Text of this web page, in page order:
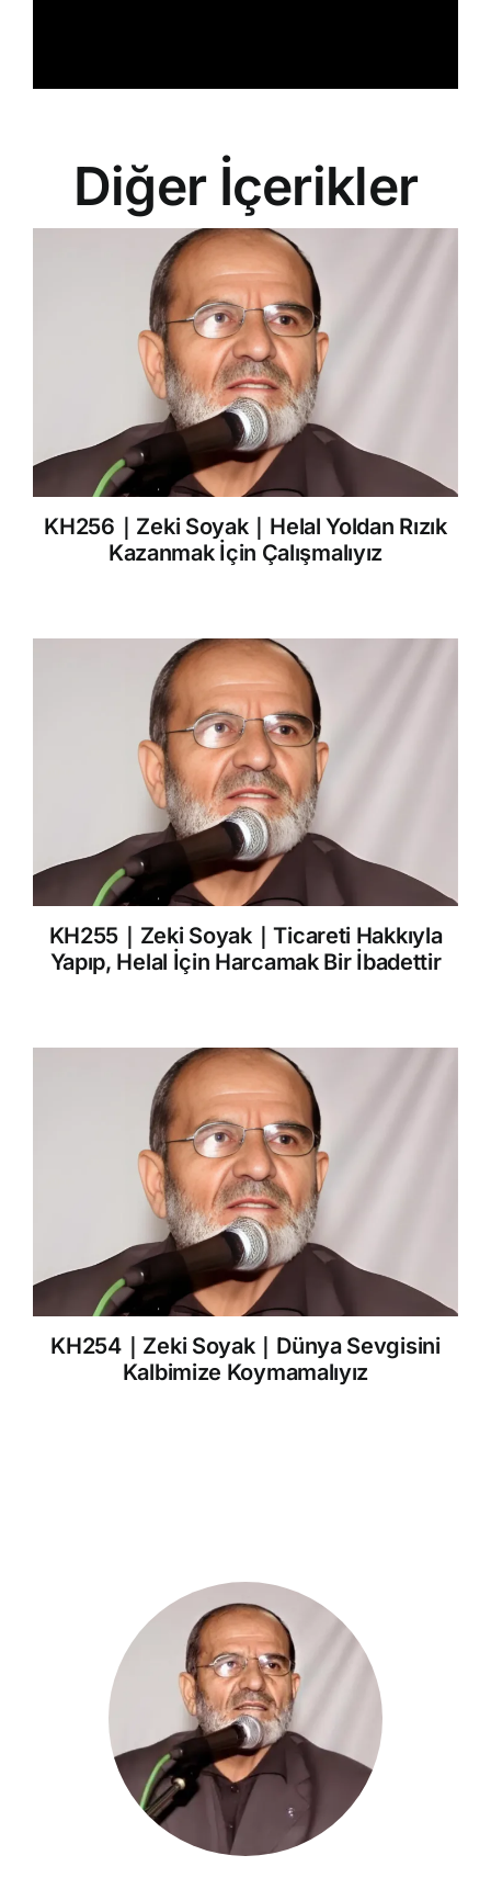
Diğer İçerikler
KH256｜Zeki Soyak｜Helal Yoldan Rızık
Kazanmak İçin Çalışmalıyız
KH255｜Zeki Soyak｜Ticareti Hakkıyla
Yapıp, Helal İçin Harcamak Bir İbadettir
KH254｜Zeki Soyak｜Dünya Sevgisini
Kalbimize Koymamalıyız